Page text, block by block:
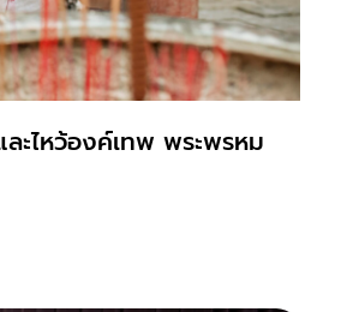
ะไหว้องค์เทพ พระพรหม